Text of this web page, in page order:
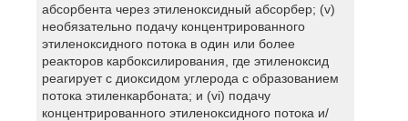
абсорбента через этиленоксидный абсорбер; (v)
необязательно подачу концентрированного
этиленоксидного потока в один или более
реакторов карбоксилирования, где этиленоксид
реагирует с диоксидом углерода с образованием
потока этиленкарбоната; и (vi) подачу
концентрированного этиленоксидного потока и/